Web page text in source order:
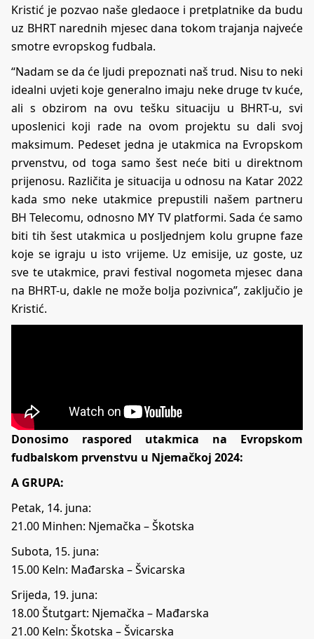
Kristić je pozvao naše gledaoce i pretplatnike da budu
uz BHRT narednih mjesec dana tokom trajanja najveće
smotre evropskog fudbala.
“Nadam se da će ljudi prepoznati naš trud. Nisu to neki
idealni uvjeti koje generalno imaju neke druge tv kuće,
ali s obzirom na ovu tešku situaciju u BHRT-u, svi
uposlenici koji rade na ovom projektu su dali svoj
maksimum. Pedeset jedna je utakmica na Evropskom
prvenstvu, od toga samo šest neće biti u direktnom
prijenosu. Različita je situacija u odnosu na Katar 2022
kada smo neke utakmice prepustili našem partneru
BH Telecomu, odnosno MY TV platformi. Sada će samo
biti tih šest utakmica u posljednjem kolu grupne faze
koje se igraju u isto vrijeme. Uz emisije, uz goste, uz
sve te utakmice, pravi festival nogometa mjesec dana
na BHRT-u, dakle ne može bolja pozivnica”, zaključio je
Kristić.
Donosimo raspored utakmica na Evropskom
fudbalskom prvenstvu u Njemačkoj 2024:
A GRUPA:
Petak, 14. juna:
21.00 Minhen: Njemačka – Škotska
Subota, 15. juna:
15.00 Keln: Mađarska – Švicarska
Srijeda, 19. juna:
18.00 Štutgart: Njemačka – Mađarska
21.00 Keln: Škotska – Švicarska